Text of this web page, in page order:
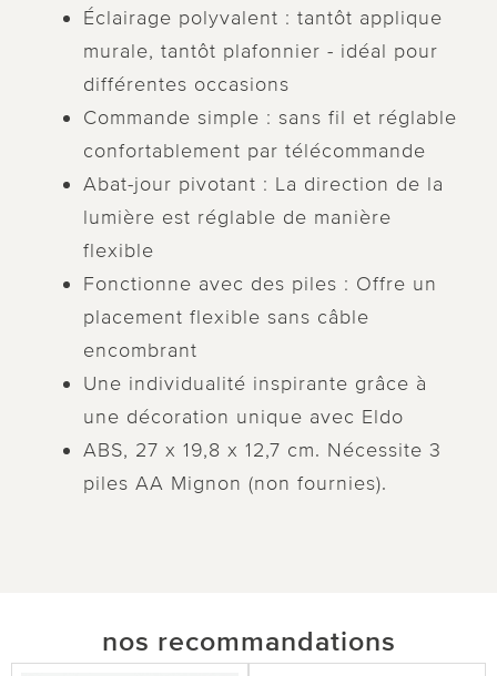
Éclairage polyvalent : tantôt applique
murale, tantôt plafonnier - idéal pour
différentes occasions
Commande simple : sans fil et réglable
confortablement par télécommande
Abat-jour pivotant : La direction de la
lumière est réglable de manière
flexible
Fonctionne avec des piles : Offre un
placement flexible sans câble
encombrant
Une individualité inspirante grâce à
une décoration unique avec Eldo
ABS, 27 x 19,8 x 12,7 cm. Nécessite 3
piles AA Mignon (non fournies).
nos recommandations